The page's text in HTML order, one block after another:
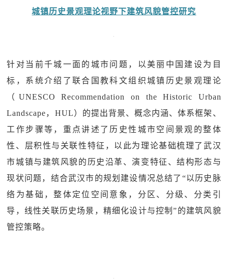
城镇历史景观理论视野下建筑风貌管控研究
针对当前千城一面的城市问题，以美丽中国建设为目
标，系统介绍了联合国教科文组织城镇历史景观理论
（UNESCO Recommendation on the Historic Urban
Landscape，HUL）的提出背景、概念内涵、体系框架、
工作步骤等，重点讲述了历史性城市空间景观的整体
性、层积性与关联性特征，以此为理论基础梳理了武汉
市城镇与建筑风貌的历史沿革、演变特征、结构形态与
现状问题，结合武汉市的规划建设情况总结了“以历史脉
络为基础，整体定位空间意象，分区、分级、分类引
导，线性关联历史场景，精细化设计与控制”的建筑风貌
管控策略。